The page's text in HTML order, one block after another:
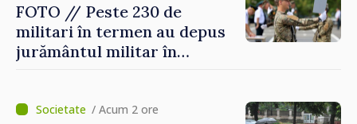
FOTO // Peste 230 de
militari în termen au depus
jurământul militar în
/ Acum 2 ore